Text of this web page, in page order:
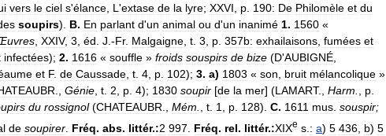
vers le ciel s'élance L 'extase de la lyre; XXVI p 190: De Philomèle et du
soupirs). B. En parlant d'un animal ou d'un inanimé 1. 1560 «
XXIV, 3 éd J .-Fr. Malgaigne t 3 p 357b: exhailaisons fumées et
infectées); 2. 1616 « souffle » froids souspirs de bize (D'AUBIGNÉ
et F. de Caussade t 4 p 102); 3. a) 1803 « son bruit mélancolique »
Génie t 2 p 4); 1830 soupir [de la mer] (LAMART., Harm p
du rossignol(CHATEAUBR Mém t 1 p 128). C. 1611 mus souspir;
de soupirer Fréq. abs. littér.:2 997 Fréq. rel. littér.:XIXe s : a) 5 436 b) 5